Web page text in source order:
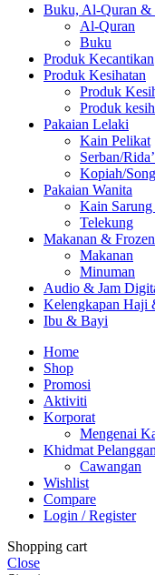
Buku, Al-Quran &
Al-Quran
Buku
Produk Kecantikan
Produk Kesihatan
Produk
Produk
Pakaian Lelaki
Kain Pelikat
Serban/Rida’
Kopiah/
Pakaian Wanita
Kain
Telekung
Makanan & Frozen
Makanan
Minuman
Audio & Jam
Kelengkapan Haji
Ibu & Bayi
Home
Shop
Promosi
Aktiviti
Korporat
Mengenai
Khidmat Pelanggan
Cawangan
Wishlist
Compare
Login / Register
Shopping cart
Close